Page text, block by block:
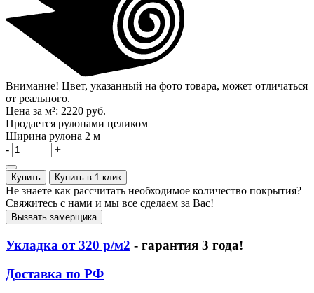
Внимание! Цвет, указанный на фото товара, может отличаться
от реального.
Цена за м²: 2220 руб.
Продается рулонами целиком
Ширина рулона 2 м
-
+
Купить Купить в 1 клик
Не знаете как рассчитать необходимое количество покрытия?
Свяжитесь с нами и мы все сделаем за Вас!
Вызвать замерщика
Укладка от 320 р/м2 - гарантия 3 года!
Доставка по РФ